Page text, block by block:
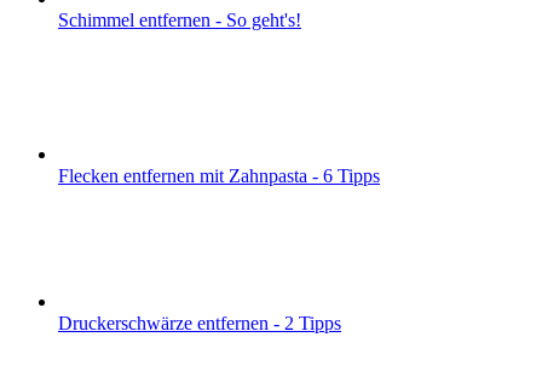
Schimmel entfernen - So geht's!
Flecken entfernen mit Zahnpasta - 6 Tipps
Druckerschwärze entfernen - 2 Tipps